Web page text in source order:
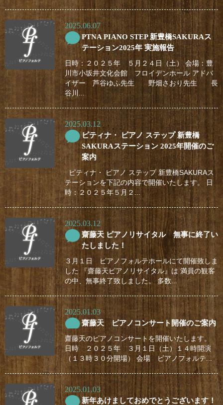
2025.06.07
PTNA PIANO STEP 新豊橋SAKURAス
テーション2025年 実施報告
日時：２０２５年 ５月２４日（土） 会場：豊
川市小坂井文化会館 フロイデンホール アドバ
イザー 芦谷ゆふ先生 野畑さおり先生 長
谷川...
2025.03.12
ピティナ・ ピアノ ステップ 新豊橋
SAKURAステーション 2025年開催のご
案内
ピティナ・ ピアノ ステップ 新豊橋SAKURAス
テーションを下記の内容で開催いたします。 日
時：２０２５年５月２...
2025.03.12
齋藤天 ピアノリサイタル 無事に終了い
たしました！
３月１日 ピアノフォルテホールにて開催致しま
した 『齋藤天ピアノリサイタル』は 満員の観客
の中、無事終了致しました。 多数...
2025.01.03
齋藤天 ピアノコンサート開催のご案内
齋藤天のピアノコンサートを開催いたします。
日時 ２０２５年 ３月１日（土）１４時開演
（１３時３０分開場） 会場 ピアノフォルテ...
2025.01.03
新年あけましておめでとうございます！